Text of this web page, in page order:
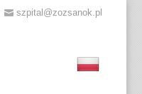
szpital@zozsanok.pl